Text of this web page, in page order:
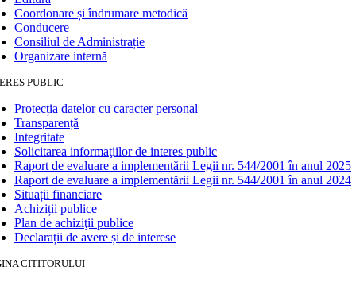
Coordonare și îndrumare metodică
Conducere
Consiliul de Administrație
Organizare internă
PUBLIC
Protecția datelor cu caracter personal
Transparență
Integritate
Solicitarea informaţiilor de interes public
Raport de evaluare a implementării Legii nr. 544/2001 în anul 2025
Raport de evaluare a implementării Legii nr. 544/2001 în anul 2024
Situații financiare
Achiziții publice
Plan de achiziţii publice
Declarații de avere și de interese
CITITORULUI